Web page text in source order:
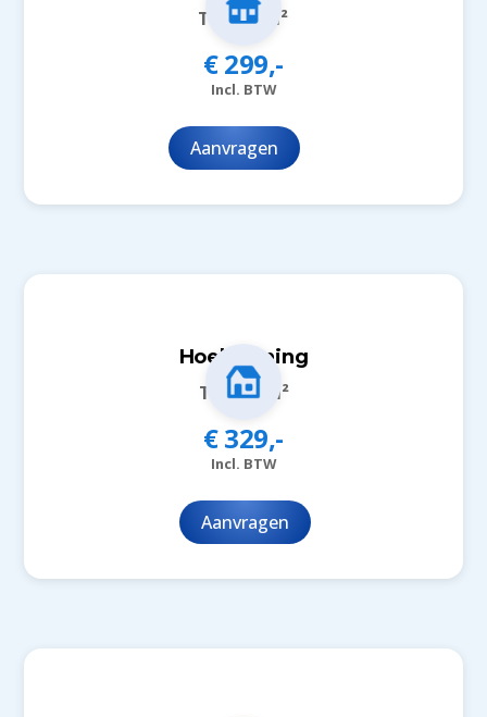
Tot 150m²
€ 299,-
Incl. BTW
Aanvragen
Hoekwoning
Tot 150m²
€ 329,-
Incl. BTW
Aanvragen